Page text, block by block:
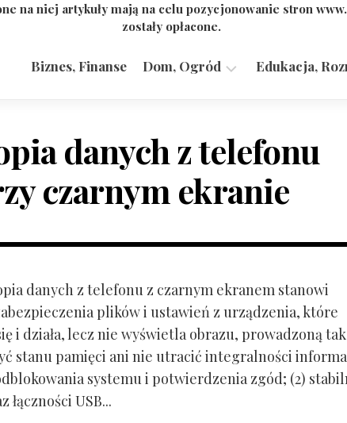
na niej artykuły mają na celu pozycjonowanie stron
zostały opłacone.
Biznes, Finanse Dom, Ogród Edukacja,
danych z telefonu
czarnym ekranie
danych z telefonu z czarnym ekranem stanowi
plików i ustawień z urządzenia, które
i działa, lecz nie wyświetla obrazu, prowadzoną
stanu pamięci ani nie utracić integralności
systemu i potwierdzenia zgód; (2)
łączności USB...